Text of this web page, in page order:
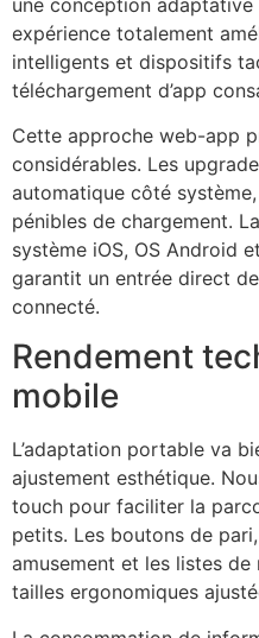
expérience totalement
intelligents et dispositifs
téléchargement d’app
Cette approche web-app
considérables. Les
automatique côté
pénibles de chargement.
système iOS, OS Android
garantit un entrée direct
connecté.
Rendement
mobile
L’adaptation portable va
ajustement esthétique.
touch pour faciliter la
petits. Les boutons de
amusement et les listes
tailles ergonomiques